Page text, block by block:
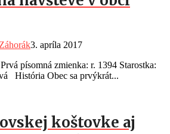
3. apríla 2017
písomná zmienka: r. 1394 Starostka:
História Obec sa prvýkrát...
koštovke aj